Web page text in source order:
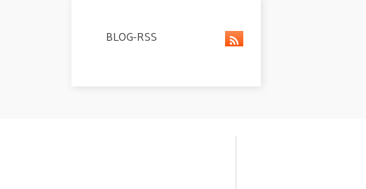
BLOG-RSS